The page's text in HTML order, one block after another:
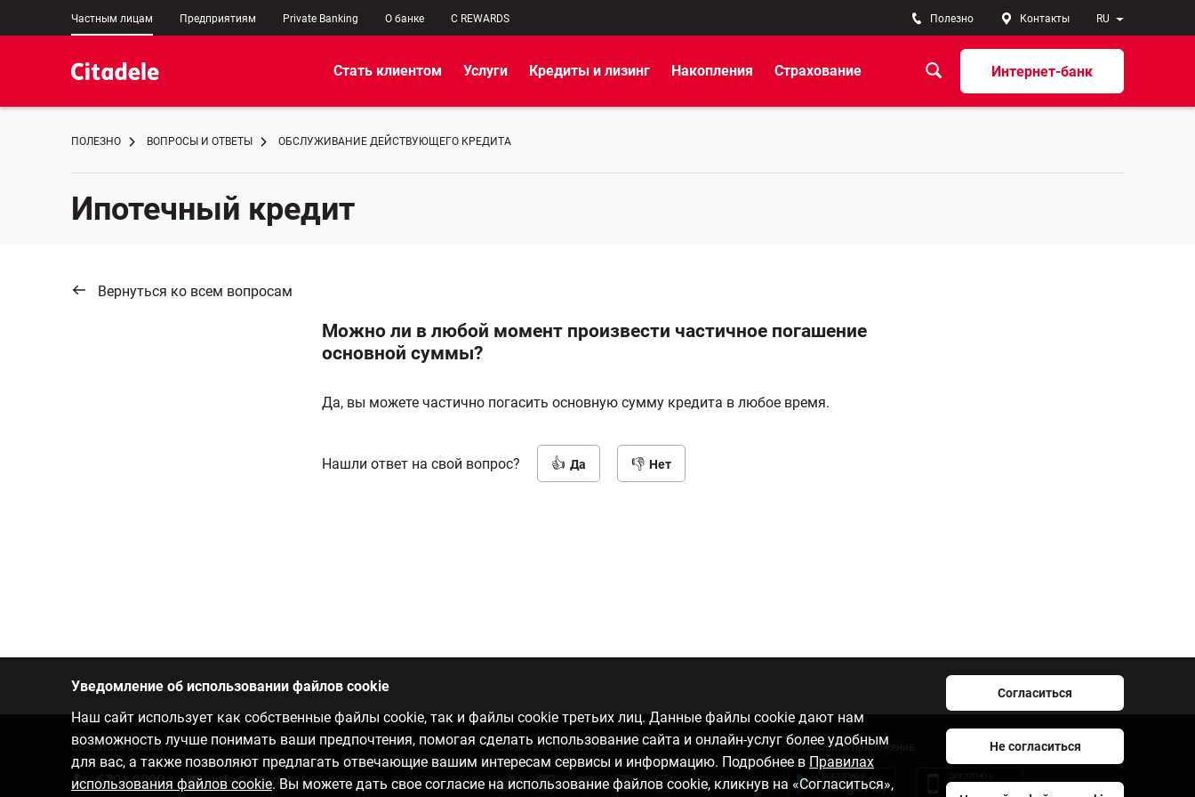
Частным лицам Предприятиям Private Banking О банке C REWARDS RU
Полезно Контакты
Интернет-банк
Стать клиентом Услуги Кредиты и лизинг Накопления Страхование
ПОЛЕЗНО ВОПРОСЫ И ОТВЕТЫ ОБСЛУЖИВАНИЕ ДЕЙСТВУЮЩЕГО КРЕДИТА
Ипотечный кредит
Вернуться ко всем вопросам
Можно ли в любой момент произвести частичное погашение
основной суммы?
Да, вы можете частично погасить основную сумму кредита в любое время.
Нашли ответ на свой вопрос? Да Нет
Уведомление об использовании файлов cookie
Наш сайт использует как собственные файлы cookie, так и файлы cookie третьих лиц. Данные файлы cookie дают нам
возможность лучше понимать ваши предпочтения, помогая сделать использование сайта и онлайн-услуг более удобным
для вас, а также позволяют предлагать отвечающие вашим интересам сервисы и информацию. Подробнее в Правилах
использования файлов cookie. Вы можете дать свое согласие на использование файлов cookie, кликнув на «Согласиться»,
Согласиться
Не согласиться
Связаться с нами
6701 0000 info@citadele.lv
Следите за новостями Установить приложение